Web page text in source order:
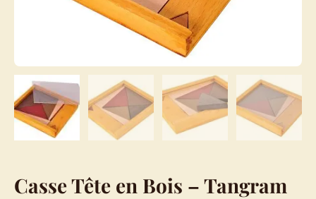
Casse Tête en Bois – Tangram